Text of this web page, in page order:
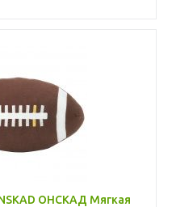
ОНСКАД Мягкая